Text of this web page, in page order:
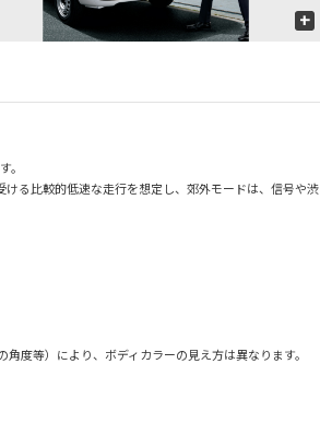
+
。
る比較的低速な走行を想定し、郊外モードは、信号や渋
度等）により、ボディカラーの見え方は異なります。